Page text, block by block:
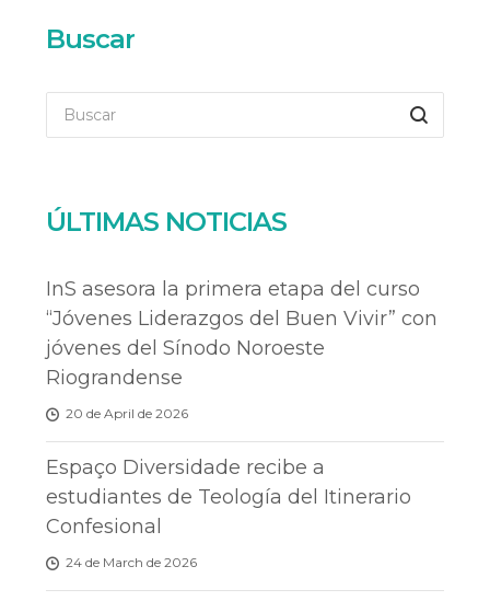
Buscar
ÚLTIMAS NOTICIAS
InS asesora la primera etapa del curso
“Jóvenes Liderazgos del Buen Vivir” con
jóvenes del Sínodo Noroeste
Riograndense
20 de April de 2026
Espaço Diversidade recibe a
estudiantes de Teología del Itinerario
Confesional
24 de March de 2026